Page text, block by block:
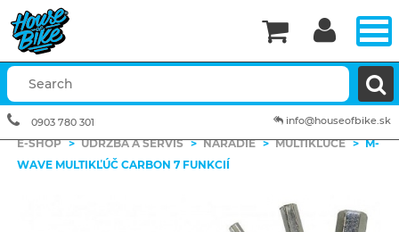
E-SHOP > ÚDRŽBA A SERVIS > NÁRADIE > MULTIKĽÚČE > M-
WAVE MULTIKĽÚČ CARBON 7 FUNKCIÍ


info@houseofbike.sk
0903 780 301